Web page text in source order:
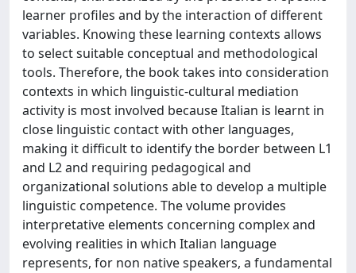
learner profiles and by the interaction of different
variables. Knowing these learning contexts allows
to select suitable conceptual and methodological
tools. Therefore, the book takes into consideration
contexts in which linguistic-cultural mediation
activity is most involved because Italian is learnt in
close linguistic contact with other languages,
making it difficult to identify the border between L1
and L2 and requiring pedagogical and
organizational solutions able to develop a multiple
linguistic competence. The volume provides
interpretative elements concerning complex and
evolving realities in which Italian language
represents, for non native speakers, a fundamental